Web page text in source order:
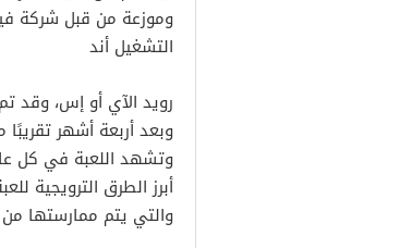
وموزعة من قبل شركة
التشغيل أند
وبعد أربعة أشهر
وتشهد اللعبة في كل
أبرز الطرق الترويجية
والتي يتم ممارستها